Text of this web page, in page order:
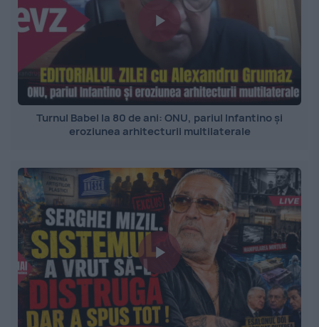
Turnul Babel la 80 de ani: ONU, pariul Infantino și
eroziunea arhitecturii multilaterale